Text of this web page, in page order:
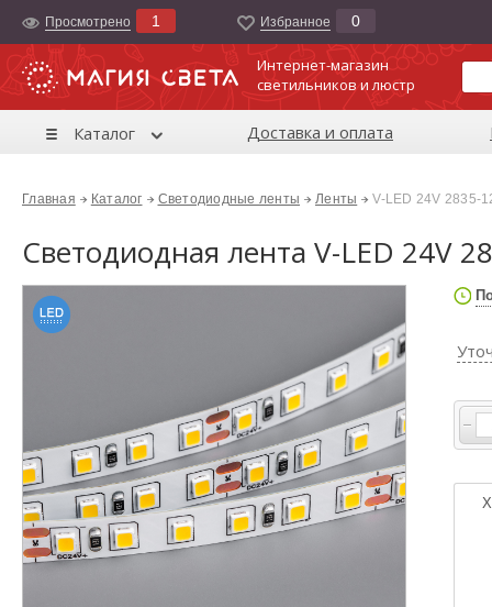
Просмотрено 1 Избранноe 0
Интернет-магазин
светильников и люстр
Каталог Доставка и оплата
Главная Каталог Светодиодные ленты Ленты V-LED 24V 2835-
Светодиодная лента V-LED 24V